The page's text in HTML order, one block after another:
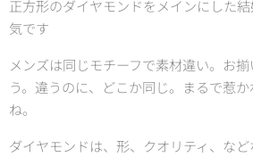
正方形のダイヤモンドをメインにした
気です
メンズは同じモチーフで素材違い。お
う。違うのに、どこか同じ。まるで惹
ね。
ダイヤモンドは、形、クオリティ、な